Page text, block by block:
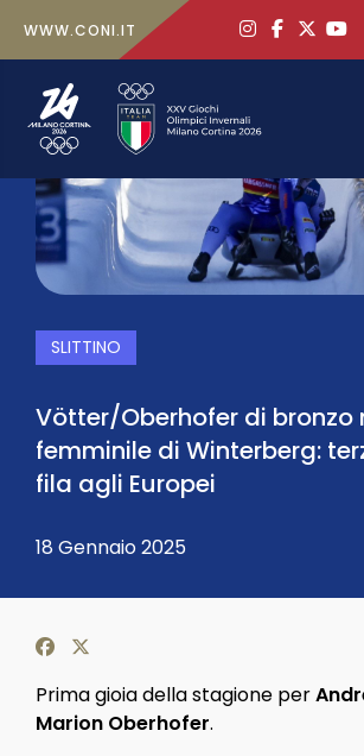
WWW.CONI.IT ig face yt
SLITTINO
Vötter/Oberhofer di bronzo
femminile di Winterberg:
fila agli Europei
Dettagli
18 Gennaio 2025
Prima gioia della stagione per
Marion Oberhofer.